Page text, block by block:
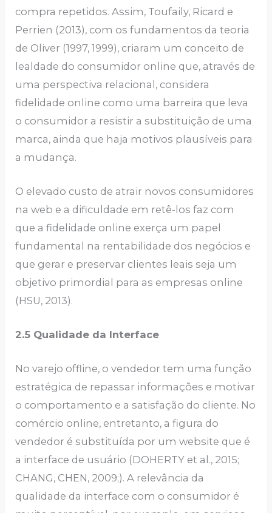
compra repetidos. Assim, Toufaily, Ricard e
Perrien (2013), com os fundamentos da teoria
de Oliver (1997, 1999), criaram um conceito de
lealdade do consumidor online que, através de
uma perspectiva relacional, considera
fidelidade online como uma barreira que leva
o consumidor a resistir a substituição de uma
marca, ainda que haja motivos plausíveis para
a mudança.
O elevado custo de atrair novos consumidores
na web e a dificuldade em retê-los faz com
que a fidelidade online exerça um papel
fundamental na rentabilidade dos negócios e
que gerar e preservar clientes leais seja um
objetivo primordial para as empresas online
(HSU, 2013).
2.5 Qualidade da Interface
No varejo offline, o vendedor tem uma função
estratégica de repassar informações e motivar
o comportamento e a satisfação do cliente. No
comércio online, entretanto, a figura do
vendedor é substituída por um website que é
a interface de usuário (DOHERTY et al., 2015;
CHANG, CHEN, 2009;). A relevância da
qualidade da interface com o consumidor é